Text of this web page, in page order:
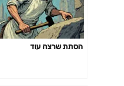
הסתת שרצה עוד